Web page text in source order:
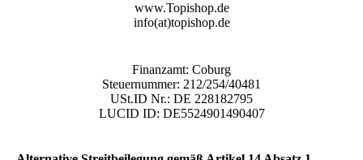
www.Topishop.de
info(at)topishop.de
Finanzamt: Coburg
Steuernummer: 212/254/40481
USt.ID Nr.: DE 228182795
LUCID ID: DE5524901490407